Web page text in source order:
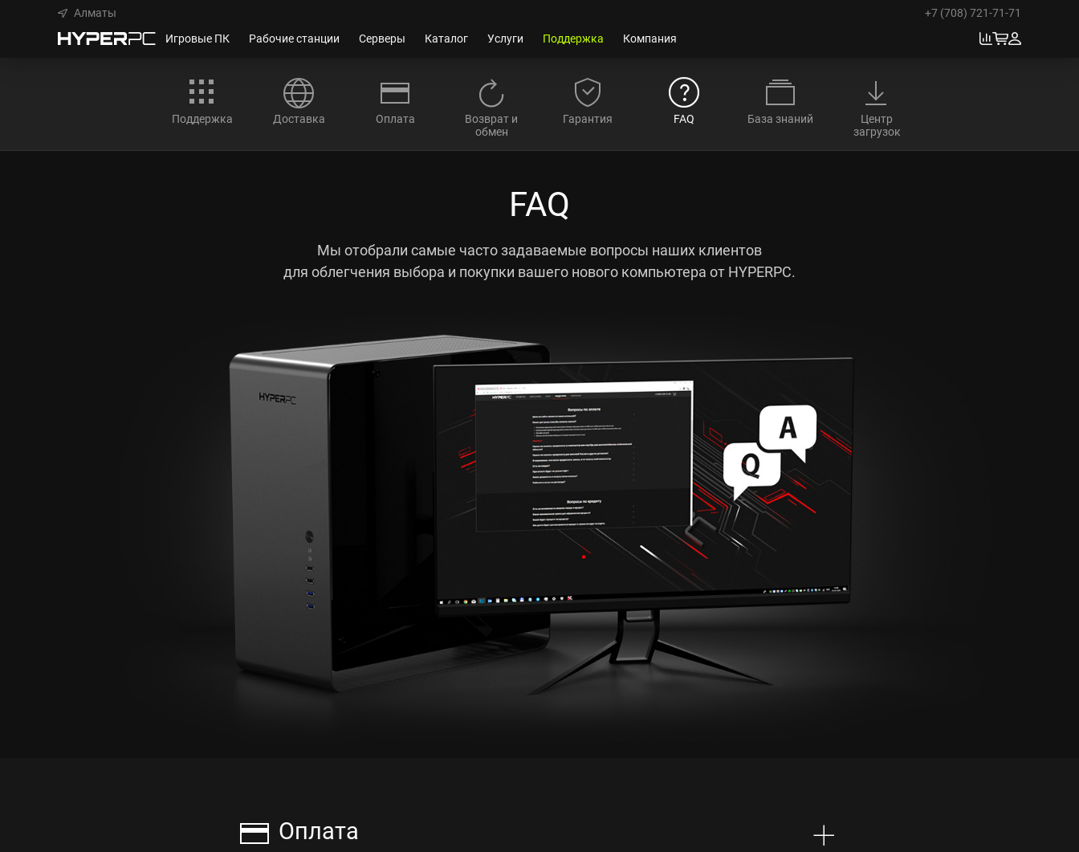
Алматы
+7 (708) 721-71-71
Игровые ПК
Рабочие станции Серверы Каталог Услуги Поддержка Компания
Поддержка Доставка Оплата
Возврат и
обмен
Гарантия FAQ База знаний
Центр
загрузок
FAQ
Мы отобрали самые часто задаваемые вопросы наших клиентов
для облегчения выбора и покупки вашего нового компьютера от HYPERPC.
Оплата